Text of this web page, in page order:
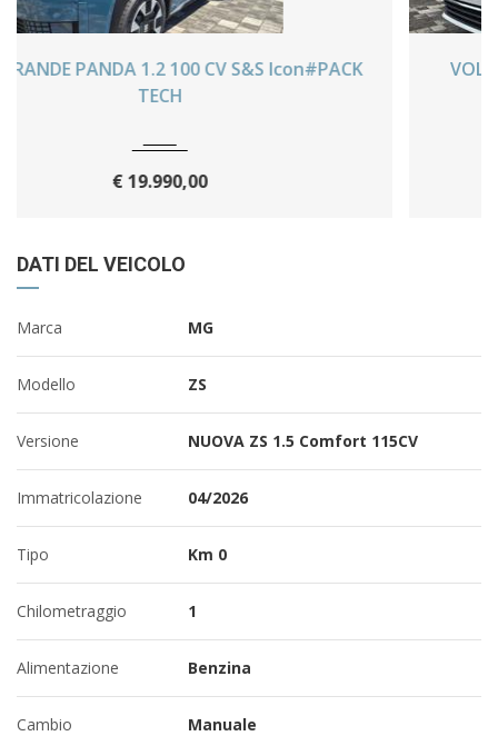
2019 Sequenziale 39000 Km
VOLKSWAGEN GOLF 1.5 TGI DSG 5p. Business
BlueMotion Technology
DATI DEL VEICOLO
Marca MG
Modello ZS
Versione NUOVA ZS 1.5 Comfort 115CV
Immatricolazione 04/2026
Tipo Km 0
Chilometraggio 1
Alimentazione Benzina
Cambio Manuale